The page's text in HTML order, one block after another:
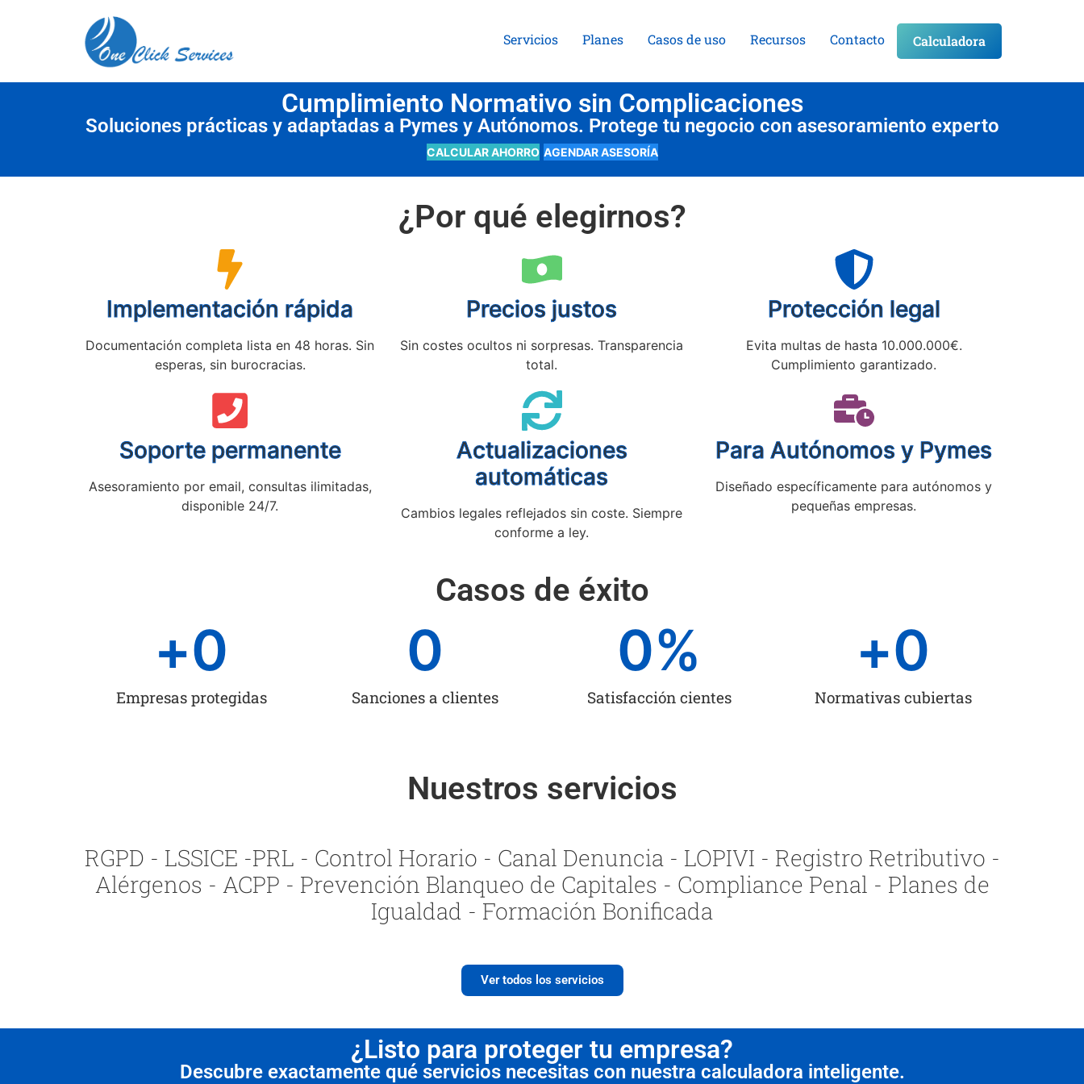
Servicios Planes Casos de uso Recursos Contacto Calculadora
Cumplimiento Normativo sin Complicaciones
Soluciones prácticas y adaptadas a Pymes y Autónomos. Protege tu negocio con asesoramiento experto
CALCULAR AHORRO AGENDAR ASESORÍA
¿Por qué elegirnos?
Implementación rápida
Documentación completa lista en 48 horas. Sin
esperas, sin burocracias.
Precios justos
Sin costes ocultos ni sorpresas. Transparencia
total.
Protección legal
Evita multas de hasta 10.000.000€.
Cumplimiento garantizado.
Soporte permanente
Asesoramiento por email, consultas ilimitadas,
disponible 24/7.
Actualizaciones
automáticas
Cambios legales reflejados sin coste. Siempre
conforme a ley.
Para Autónomos y Pymes
Diseñado específicamente para autónomos y
pequeñas empresas.
Casos de éxito
Empresas protegidas
+0
Sanciones a clientes
0
Satisfacción cientes
0%
Normativas cubiertas
+0
Nuestros servicios
RGPD - LSSICE -PRL - Control Horario - Canal Denuncia - LOPIVI - Registro Retributivo -
Alérgenos - ACPP - Prevención Blanqueo de Capitales - Compliance Penal - Planes de
Igualdad - Formación Bonificada
Ver todos los servicios
¿Listo para proteger tu empresa?
Descubre exactamente qué servicios necesitas con nuestra calculadora inteligente.